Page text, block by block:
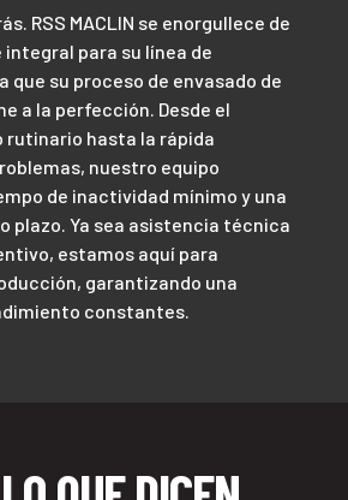
RSS MACLIN se enorgullece de
para su línea de
que su proceso de envasado de
a la perfección. Desde el
hasta la rápida
nuestro equipo
de inactividad mínimo y una
plazo. Ya sea asistencia técnica
estamos aquí para
garantizando una
constantes.